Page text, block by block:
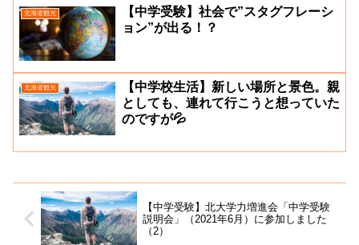
北海道観光
【中学受験】社会で”スタグフレーシ
ョン”が出る！？
北海道観光
【中学校生活】新しい場所と景色。親
としても、連れて行こうと想っていた
のですが💦
【中学受験】北大学力増進会「中学受験
説明会」（2021年6月）に参加しました
（2）